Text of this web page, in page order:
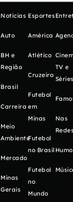
Notícias
Auto
BH e
Região
Brasil
Carreira
Meio
Ambiente
Mercado
Minas
Gerais
Esportes
América
Atlético
Cruzeiro
Futebol
em
Minas
Futebol
no Brasil
Futebol
no
Mundo
TV e
Séries
Nas